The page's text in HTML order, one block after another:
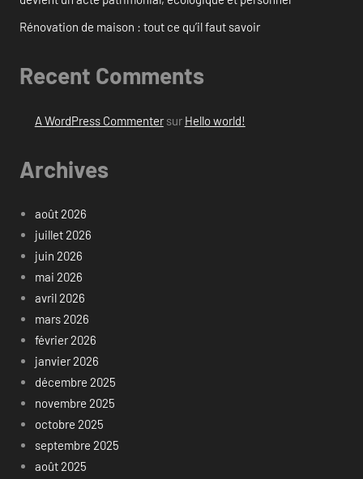
Rénovation de maison : tout ce qu’il faut savoir
Recent Comments
A WordPress Commentersur Hello world!
Archives
août 2026
juillet 2026
juin 2026
mai 2026
avril 2026
mars 2026
février 2026
janvier 2026
décembre 2025
novembre 2025
octobre 2025
septembre 2025
août 2025